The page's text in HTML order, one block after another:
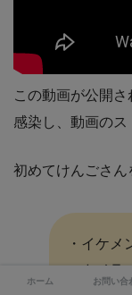
この動画が公開
感染し、動画のス
初めてけんごさん
・イケメ
・カメラ
ホーム お問い合